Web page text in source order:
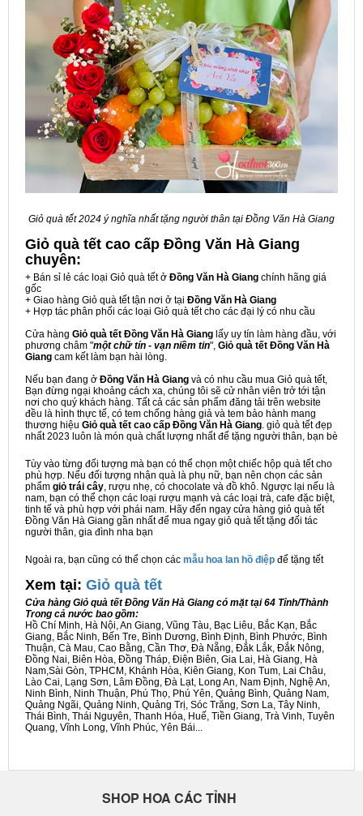
Giỏ quà tết 2024 ý nghĩa nhất tặng người thân tại Đồng Văn Hà Giang
Giỏ quà tết cao cấp Đồng Văn Hà Giang
chuyên:
+ Bán sỉ lẻ các loại Giỏ quà tết ở Đồng Văn Hà Giang chính hãng giá
gốc
+ Giao hàng Giỏ quà tết tận nơi ở tại Đồng Văn Hà Giang
+ Hợp tác phân phối các loại Giỏ quà tết cho các đại lý có nhu cầu
Cửa hàng Giỏ quà tết Đồng Văn Hà Giang lấy uy tín làm hàng đầu, với
phương châm "một chữ tín - vạn niềm tin", Giỏ quà tết Đồng Văn Hà
Giang cam kết làm bạn hài lòng.
Nếu bạn đang ở Đồng Văn Hà Giang và có nhu cầu mua Giỏ quà tết,
Bạn đừng ngại khoảng cách xa, chúng tôi sẽ cử nhân viên trở tới tận
nơi cho quý khách hàng. Tất cả các sản phẩm đăng tải trên website
đều là hình thực tế, có tem chống hàng giả và tem bảo hành mang
thương hiệu Giỏ quà tết cao cấp Đồng Văn Hà Giang. giỏ quà tết đẹp
nhất 2023 luôn là món quà chất lượng nhất để tặng người thân, bạn bè
Tùy vào từng đối tượng mà bạn có thể chọn một chiếc hộp quà tết cho
phù hợp. Nếu đối tượng nhận quà là phụ nữ, bạn nên chọn các sản
phẩm giỏ trái cây, rượu nhẹ, có chocolate và đồ khô. Ngược lại nếu là
nam, bạn có thể chọn các loại rượu mạnh và các loại trà, cafe đặc biệt,
tinh tế và phù hợp với phái nam. Hãy đến ngay cửa hàng giỏ quà tết
Đồng Văn Hà Giang gần nhất để mua ngay giỏ quà tết tặng đối tác
người thân, gia đình nha bạn
Ngoài ra, bạn cũng có thể chọn các mẫu hoa lan hồ điệp để tặng tết
Xem tại: Giỏ quà tết
Cửa hàng Giỏ quà tết Đồng Văn Hà Giang có mặt tại 64 Tỉnh/Thành
Trong cả nước bao gồm:
Hồ Chí Minh, Hà Nội, An Giang, Vũng Tàu, Bạc Liêu, Bắc Kạn, Bắc
Giang, Bắc Ninh, Bến Tre, Bình Dương, Bình Định, Bình Phước, Bình
Thuận, Cà Mau, Cao Bằng, Cần Thơ, Đà Nẵng, Đắk Lắk, Đắk Nông,
Đồng Nai, Biên Hòa, Đồng Tháp, Điện Biên, Gia Lai, Hà Giang, Hà
Nam,Sài Gòn, TPHCM, Khánh Hòa, Kiên Giang, Kon Tum, Lai Châu,
Lào Cai, Lạng Sơn, Lâm Đồng, Đà Lạt, Long An, Nam Định, Nghệ An,
Ninh Bình, Ninh Thuận, Phú Thọ, Phú Yên, Quảng Bình, Quảng Nam,
Quảng Ngãi, Quảng Ninh, Quảng Trị, Sóc Trăng, Sơn La, Tây Ninh,
Thái Bình, Thái Nguyên, Thanh Hóa, Huế, Tiền Giang, Trà Vinh, Tuyên
Quang, Vĩnh Long, Vĩnh Phúc, Yên Bái...
SHOP HOA CÁC TỈNH